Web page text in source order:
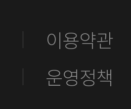
이용약관
운영정책